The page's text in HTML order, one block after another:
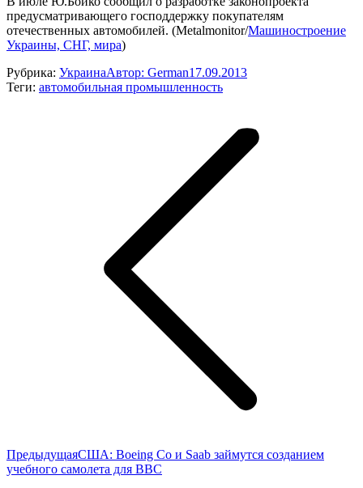
предусматривающего господдержку покупателям
отечественных автомобилей. (Metalmonitor/Машиностроение
Украины, СНГ, мира)
Рубрика: УкраинаАвтор: German17.09.2013
Теги: автомобильная промышленность
ПредыдущаяПредыдущая
запись:
США: Boeing Co и Saab займутся созданием
учебного самолета для ВВС